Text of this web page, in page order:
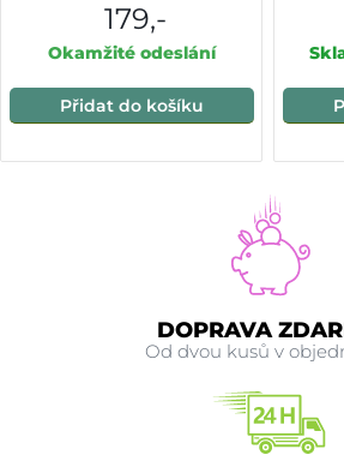
179,-
Okamžité odeslání
Přidat do košíku
DOPRAVA
Od dvou kusů v